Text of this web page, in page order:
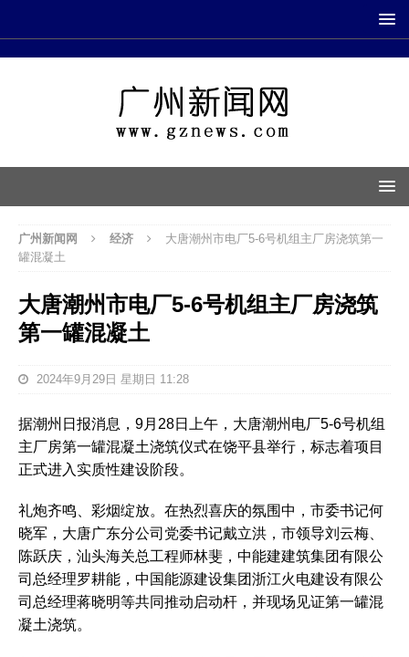
广州新闻网 经济
大唐潮州市电厂5-6号机组主厂房浇筑第一
罐混凝土
大唐潮州市电厂5-6号机组主厂房浇筑
第一罐混凝土
2024年9月29日 星期日 11:28
据潮州日报消息，9月28日上午，大唐潮州电厂5-6号机组
主厂房第一罐混凝土浇筑仪式在饶平县举行，标志着项目
正式进入实质性建设阶段。
礼炮齐鸣、彩烟绽放。在热烈喜庆的氛围中，市委书记何
晓军，大唐广东分公司党委书记戴立洪，市领导刘云梅、
陈跃庆，汕头海关总工程师林斐，中能建建筑集团有限公
司总经理罗耕能，中国能源建设集团浙江火电建设有限公
司总经理蒋晓明等共同推动启动杆，并现场见证第一罐混
凝土浇筑。